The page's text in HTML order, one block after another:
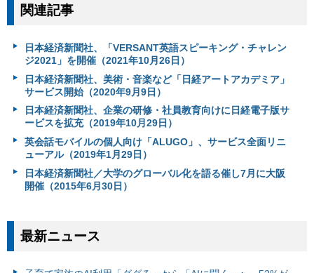
関連記事
日本経済新聞社、「VERSANT英語スピーキング・チャレン
ジ2021」を開催（2021年10月26日）
日本経済新聞社、美術・音楽など「日経アートアカデミア」
サービス開始（2020年9月9日）
日本経済新聞社、企業の研修・社員教育向けに日経電子版サ
ービスを拡充（2019年10月29日）
英会話モバイルの個人向け「ALUGO」、サービス全面リニ
ューアル（2019年1月29日）
日本経済新聞社／大学のグローバル化を語る催し7月に大阪
開催（2015年6月30日）
最新ニュース